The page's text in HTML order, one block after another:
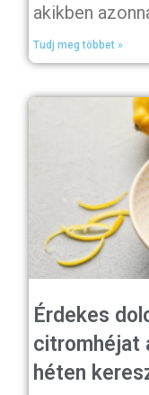
akikben
Tudj meg többet »
Érdekes
citromhéjat
héten